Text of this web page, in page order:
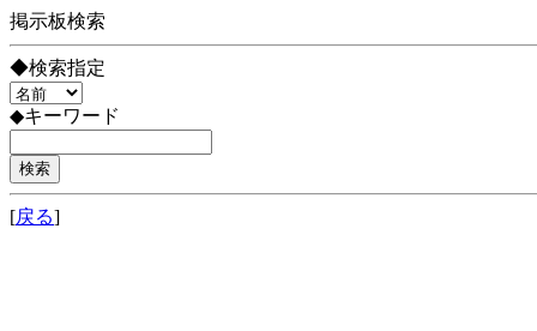
掲示板検索
◆検索指定
◆キーワード
[戻る]